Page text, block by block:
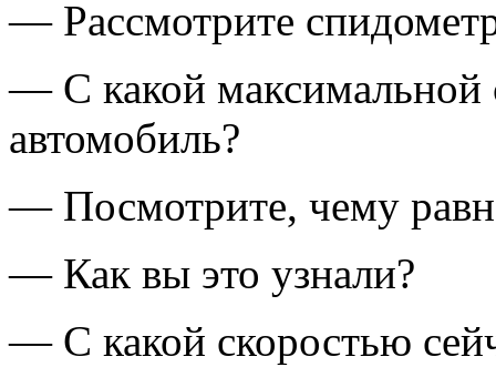
— Рассмотрите
— С какой максимальной
автомобиль?
— Посмотрите, чему
— Как вы это узнали?
— С какой скоростью